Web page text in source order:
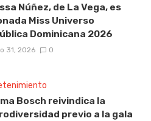
Núñez, de La Vega, es
Miss Universo
Dominicana 2026
31, 2026 0
Bosch reivindica la
previo a la gala